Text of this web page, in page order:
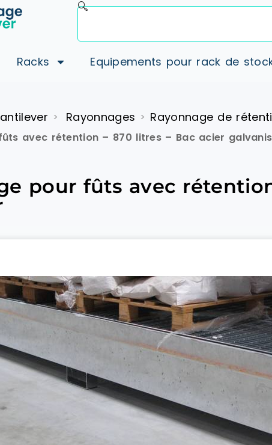
Racks Equipements pour rack de
> Rayonnages > Rayonnage de
avec rétention – 870 litres – Bac acier
pour fûts avec